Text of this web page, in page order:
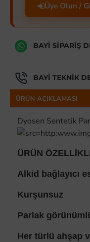
Üye Olun /
BAYI SIPARIŞ
BAYI TEKNIK
ÜRÜN AÇIKLAMASI
Dyosen Sentetik
ÜRÜN
Alkid bağlayıcı
Kurşunsuz
Parlak
Her türlü ahşap